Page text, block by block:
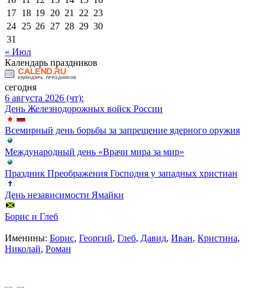
17 18 19 20 21 22 23
24 25 26 27 28 29 30
31
« Июл
Календарь праздников
сегодня
6 августа 2026 (чт):
День Железнодорожных войск России
Всемирный день борьбы за запрещение ядерного оружия
Международный день «Врачи мира за мир»
Праздник Преображения Господня у западных христиан
День независимости Ямайки
Борис и Глеб
Именины: Борис, Георгий, Глеб, Давид, Иван, Кристина,
Николай, Роман